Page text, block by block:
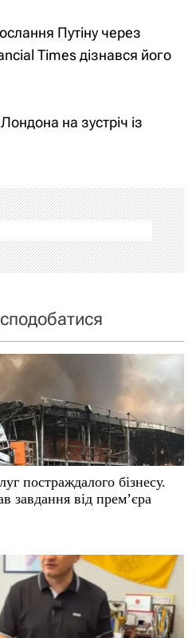
Путіну через
Times дізнався його
на зустріч із
постраждалого бізнесу.
завдання від прем’єра